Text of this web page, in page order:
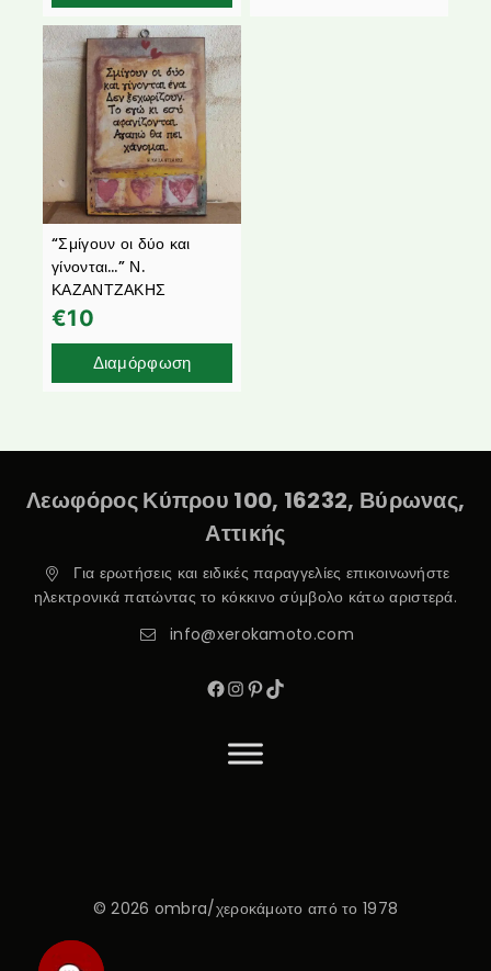
“Σμίγουν οι δύο και
γίνονται…” Ν.
ΚΑΖΑΝΤΖΑΚΗΣ
€10
Διαμόρφωση
Λεωφόρος Κύπρου 100, 16232, Βύρωνας,
Αττικής
Για ερωτήσεις και ειδικές παραγγελίες επικοινωνήστε
ηλεκτρονικά πατώντας το κόκκινο σύμβολο κάτω αριστερά.
info@xerokamoto.com
© 2026 ombra/χεροκάμωτο από το 1978